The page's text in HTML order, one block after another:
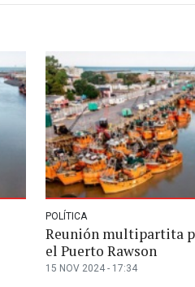
POLÍTICA
Reunión multipartita
el Puerto Rawson
15 NOV 2024 - 17:34